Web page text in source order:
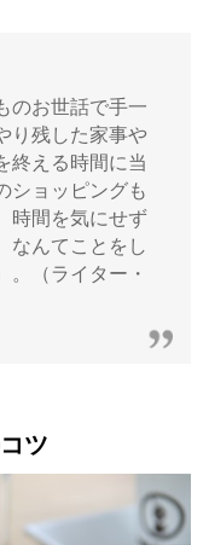
のお世話で手一
り残した家事や
終える時間に当
ショッピングも
時間を気にせず
なんてことをし
（ライター・
ツ